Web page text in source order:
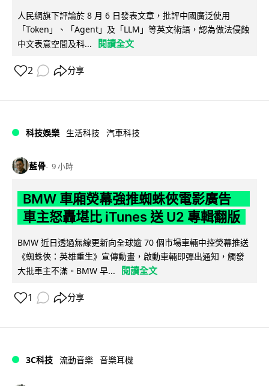
人民網旗下評論於 8 月 6 日發表文章，批評中國廣泛使用
「Token」、「Agent」及「LLM」等英文術語，認為做法侵蝕
中文表意空間及科...
閱讀全文
2 分享
科技娛樂 生活科技 汽車科技
藍骨 9 小時
BMW 車廂熒幕強推蜘蛛俠電影廣告
車主怒轟堪比 iTunes 送 U2 專輯翻版
BMW 近日透過無線更新向全球逾 70 個市場車輛中控熒幕推送
《蜘蛛俠：英雄重生》宣傳動畫，啟動車輛即彈出通知，觸發
大批車主不滿。BMW 早...
閱讀全文
1 分享
3C科技 流動音樂 音樂耳機